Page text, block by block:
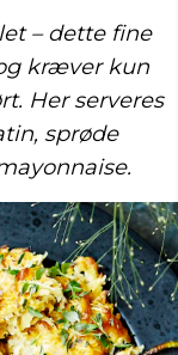
– dette fine
kræver kun
Her serveres
sprøde